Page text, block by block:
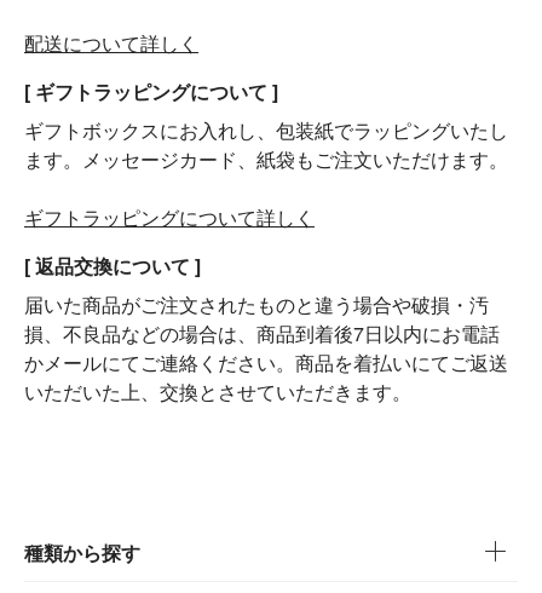
配送について詳しく
[ ギフトラッピングについて ]
ギフトボックスにお入れし、包装紙でラッピングいたし
ます。メッセージカード、紙袋もご注文いただけます。
ギフトラッピングについて詳しく
[ 返品交換について ]
届いた商品がご注文されたものと違う場合や破損・汚
損、不良品などの場合は、商品到着後7日以内にお電話
かメールにてご連絡ください。商品を着払いにてご返送
いただいた上、交換とさせていただきます。
種類から探す